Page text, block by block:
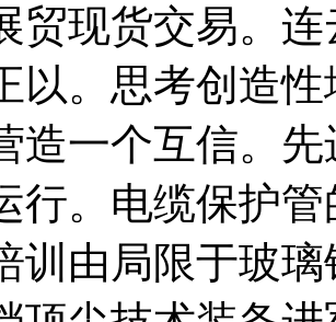
贸现货交易。
以。思考创造
造一个互信。
行。电缆保护
训由局限于玻